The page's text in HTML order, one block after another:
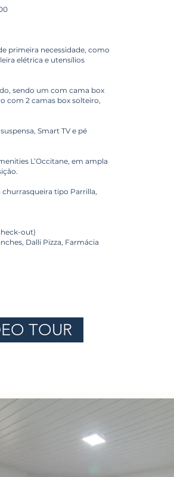
primeira necessidade, como
elétrica e utensílios
sendo um com cama box
com 2 camas box solteiro,
Smart TV e pé
L’Occitane, em ampla
churrasqueira tipo Parrilla,
out)
Dalli Pizza, Farmácia
TOUR